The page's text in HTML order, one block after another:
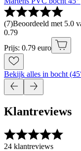
(7)Beoordeeld met 5.0
0.79
Prijs: 0.79 euro
Bekijk alles in bocht
Klantreviews
24 klantreviews